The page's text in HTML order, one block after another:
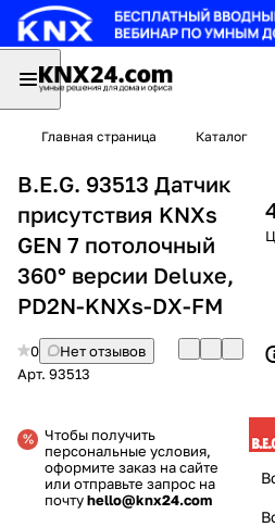
Главная страница Каталог
B.E.G. 93513 Датчик
присутствия KNXs
GEN 7 потолочный
360° версии Deluxe,
PD2N-KNXs-DX-FM
0
Нет отзывов
Арт. 93513
Чтобы получить
персональные условия,
оформите заказ на сайте
или отправьте запрос на
почтуhello@knx24.com